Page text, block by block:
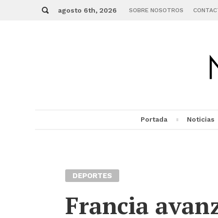
Buscar
agosto 6th, 2026 SOBRE NOSOTROS
Portada Noticias
DEPORTES
Francia